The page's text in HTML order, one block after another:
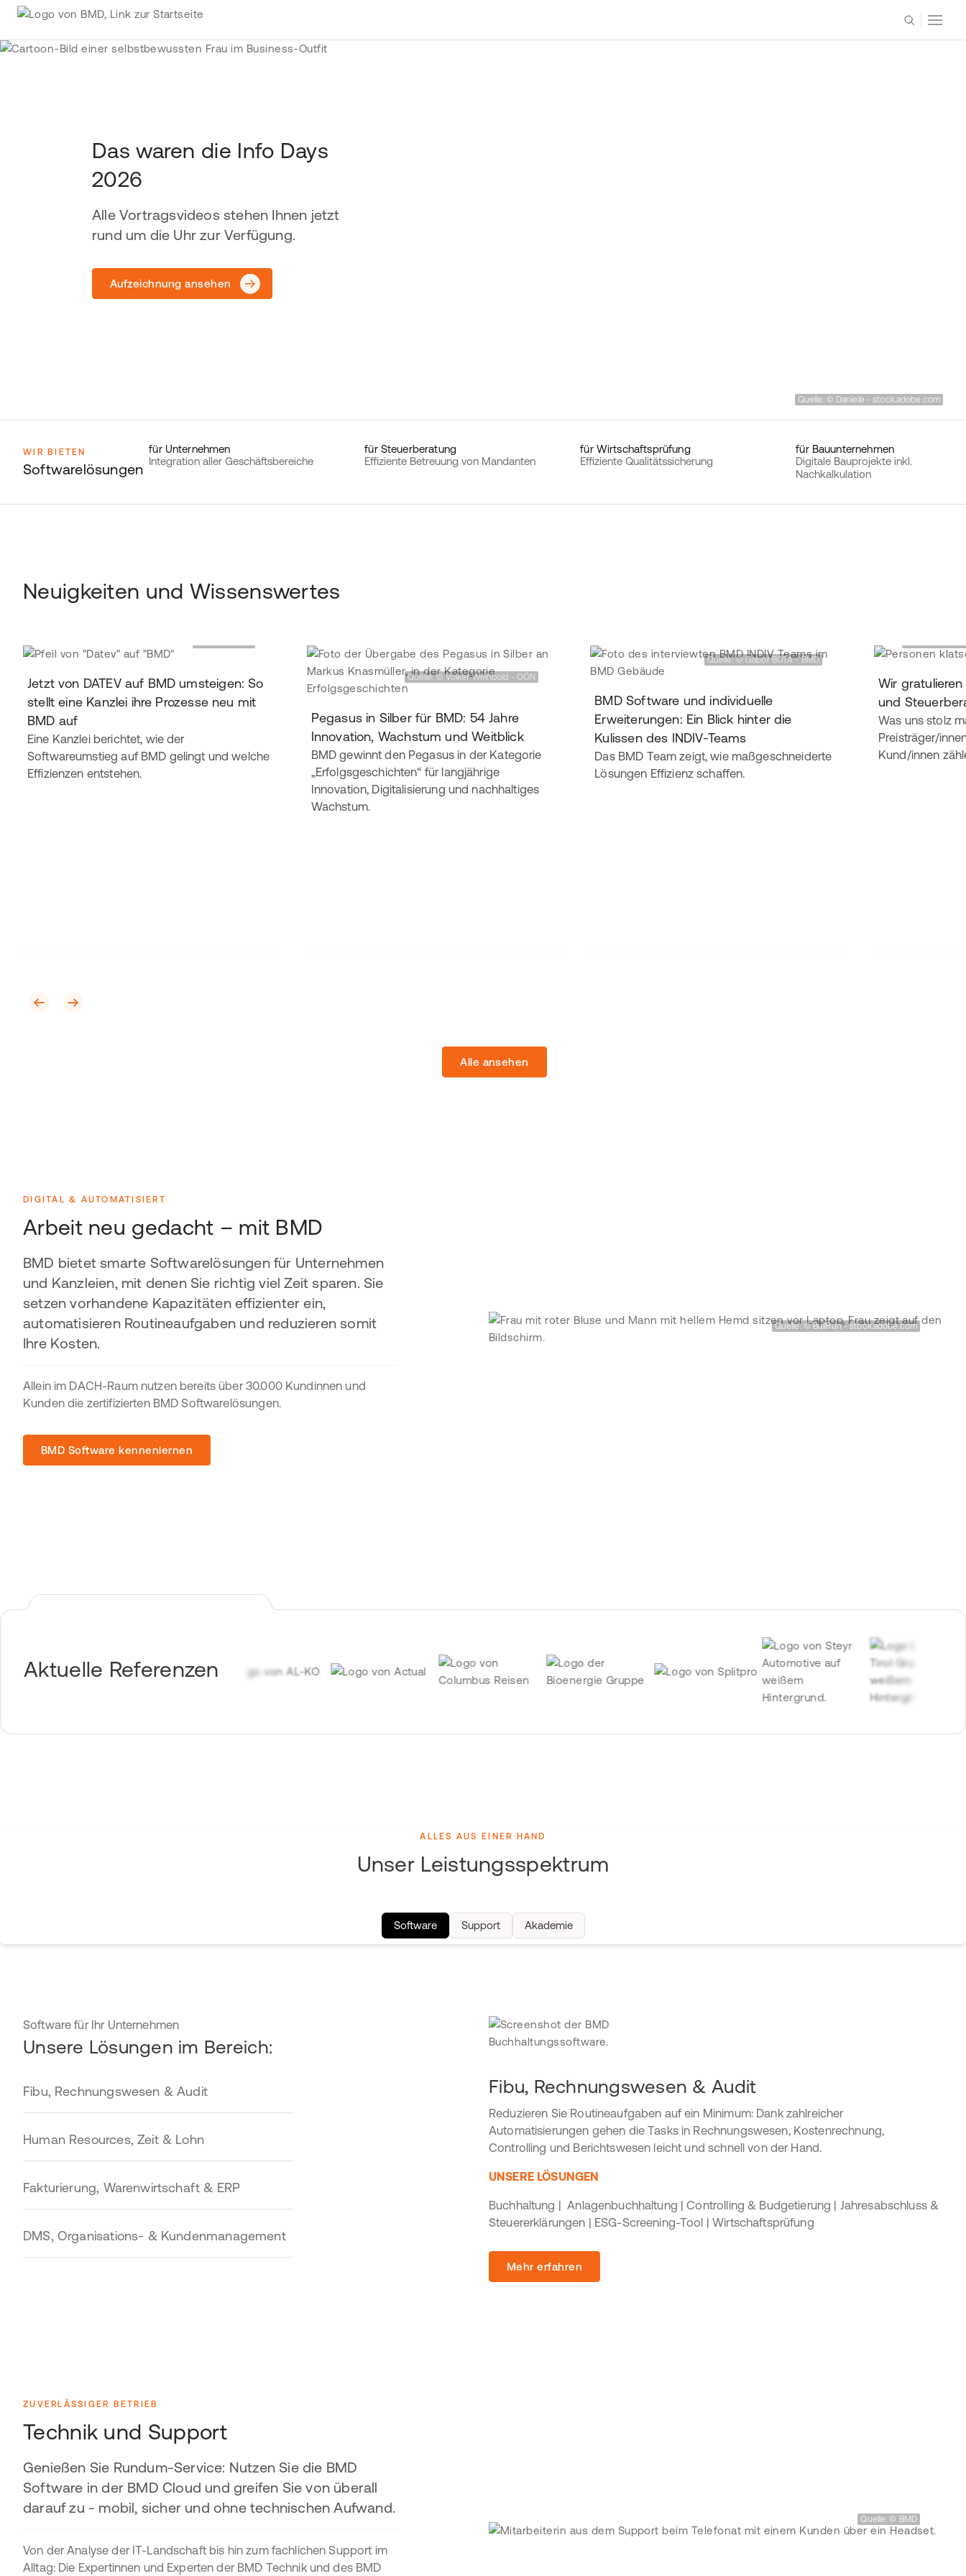
Quelle: © Daniele - stock.adobe.com
Das waren die Info Days
2026
Alle Vortragsvideos stehen Ihnen jetzt
rund um die Uhr zur Verfügung.
Aufzeichnung ansehen
WIR BIETEN
Softwarelösungen
für Unternehmen
Integration aller Geschäftsbereiche
für Steuerberatung
Effiziente Betreuung von Mandanten
für Wirtschaftsprüfung
Effiziente Qualitätssicherung
für Bauunternehmen
Digitale Bauprojekte inkl.
Nachkalkulation
Neuigkeiten und Wissenswertes
Jetzt von DATEV auf BMD umsteigen: So
stellt eine Kanzlei ihre Prozesse neu mit
BMD auf
Eine Kanzlei berichtet, wie der
Softwareumstieg auf BMD gelingt und welche
Effizienzen entstehen.
Quelle: © Volker Weihbold - OÖN
Pegasus in Silber für BMD: 54 Jahre
Innovation, Wachstum und Weitblick
BMD gewinnt den Pegasus in der Kategorie
„Erfolgsgeschichten“ für langjährige
Innovation, Digitalisierung und nachhaltiges
Wachstum.
Quelle: © Gabor BOTA - BMD
BMD Software und individuelle
Erweiterungen: Ein Blick hinter die
Kulissen des INDIV-Teams
Das BMD Team zeigt, wie maßgeschneiderte
Lösungen Effizienz schaffen.
Wir
und
Was uns stolz
Preisträger/
Kund/innen
Alle ansehen
Quelle: © BullRun - stock.adobe.com
DIGITAL & AUTOMATISIERT
Arbeit neu gedacht – mit BMD
BMD bietet smarte Softwarelösungen für Unternehmen
und Kanzleien, mit denen Sie richtig viel Zeit sparen. Sie
setzen vorhandene Kapazitäten effizienter ein,
automatisieren Routineaufgaben und reduzieren somit
Ihre Kosten.
Allein im DACH-Raum nutzen bereits über 30.000 Kundinnen und
Kunden die zertifizierten BMD Softwarelösungen.
BMD Software kennenlernen
Aktuelle Referenzen
ALLES AUS EINER HAND
Unser Leistungsspektrum
Software Support Akademie
Software für Ihr Unternehmen
Unsere Lösungen im Bereich:
Fibu, Rechnungswesen & Audit
Human Resources, Zeit & Lohn
Fakturierung, Warenwirtschaft & ERP
DMS, Organisations- & Kundenmanagement
Fibu, Rechnungswesen & Audit
Reduzieren Sie Routineaufgaben auf ein Minimum: Dank zahlreicher
Automatisierungen gehen die Tasks in Rechnungswesen, Kostenrechnung,
Controlling und Berichtswesen leicht und schnell von der Hand.
UNSERE LÖSUNGEN
Buchhaltung | Anlagenbuchhaltung | Controlling & Budgetierung | Jahresabschluss &
Steuererklärungen | ESG-Screening-Tool | Wirtschaftsprüfung
Mehr erfahren
Quelle: © BMD
ZUVERLÄSSIGER BETRIEB
Technik und Support
Genießen Sie Rundum-Service: Nutzen Sie die BMD
Software in der BMD Cloud und greifen Sie von überall
darauf zu - mobil, sicher und ohne technischen Aufwand.
Von der Analyse der IT-Landschaft bis hin zum fachlichen Support im
Alltag: Die Expertinnen und Experten der BMD Technik und des BMD